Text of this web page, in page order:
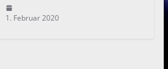
1. Februar 2020